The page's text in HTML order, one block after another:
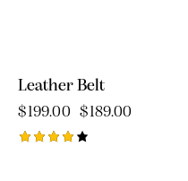
Leather Belt
$199.00 $189.00